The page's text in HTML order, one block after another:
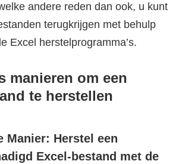
andere reden dan ook, u kunt
terugkrijgen met behulp
Excel herstelprogramma’s.
manieren om een
te herstellen
Manier: Herstel een
Excel-bestand met de